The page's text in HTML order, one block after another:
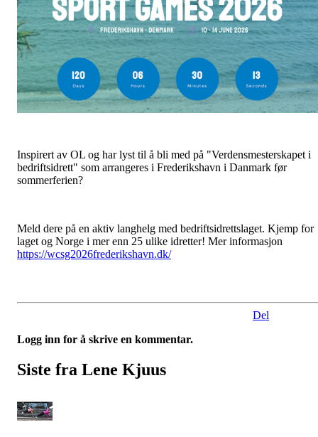
Inspirert av OL og har lyst til å bli med på "Verdensmesterskapet i
bedriftsidrett" som arrangeres i Frederikshavn i Danmark før
sommerferien?
Meld dere på en aktiv langhelg med bedriftsidrettslaget. Kjemp for
laget og Norge i mer enn 25 ulike idretter! Mer informasjon
https://wcsg2026frederikshavn.dk/
Del
Logg inn for å skrive en kommentar.
Siste fra Lene Kjuus